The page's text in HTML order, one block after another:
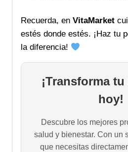
Recuerda, en VitaMarket
estés donde estés. ¡Haz tu
la diferencia!
¡Transforma
hoy!
Descubre los mejores
salud y bienestar. Con un
que necesitas